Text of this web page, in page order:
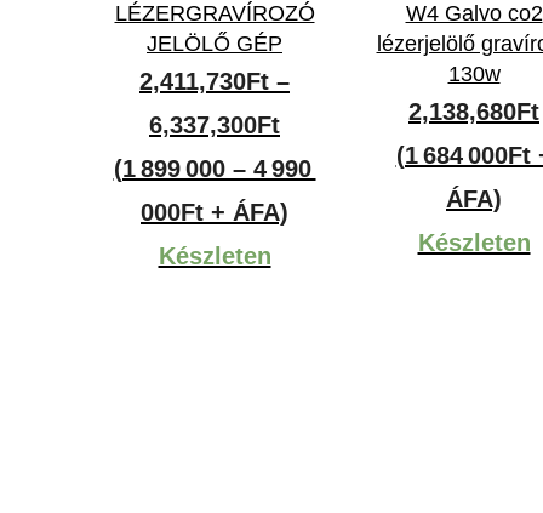
LÉZERGRAVÍROZÓ
JELÖLŐ GÉP
2,411,730Ft –
6,337,300FtÁrtartomány:
2,411,730Ft
-
(1 899 000 – 4 990
000Ft + ÁFA)
Készleten
W4 Galvo co2
lézerjelölő
130w
2,138,680Ft
(1 684 000Ft
ÁFA)
Készleten